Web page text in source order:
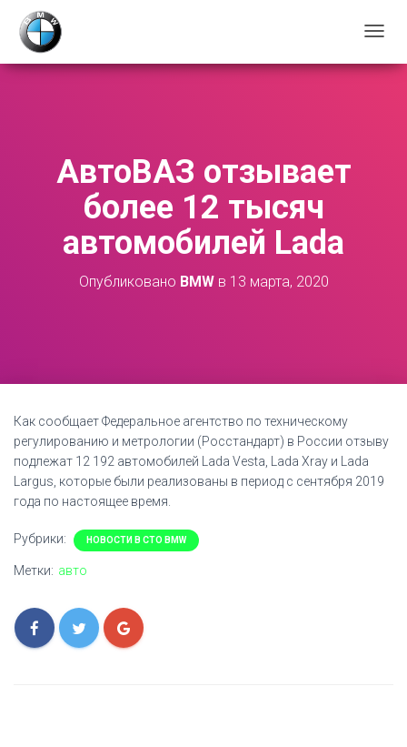
Е
АвтоВАЗ отзывает
более 12 тысяч
автомобилей Lada
Опубликовано BMWв 13 марта, 2020
Как сообщает Федеральное агентство по техническому
регулированию и метрологии (Росстандарт) в России отзыву
подлежат 12 192 автомобилей Lada Vesta, Lada Xray и Lada
Largus, которые были реализованы в период с сентября 2019
года по настоящее время.
Рубрики: НОВОСТИ В СТО BMW
Метки: авто